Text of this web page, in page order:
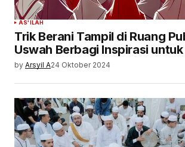
AS'ILAH
Trik Berani Tampil di Ruang
Uswah Berbagi Inspirasi
by Arsyil A24 Oktober 2024